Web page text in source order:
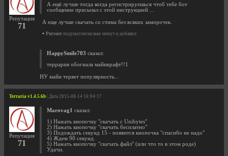
Репутация
71
А ещё лучше тогда когда регистрируешься чтоб тебе бот
сообщение присылал с этой инструкцией ...
А еще лучше скачать со стима без всяких заморочек.
• Pursuer подумал несколько минут и добавил:
HappySmile703 сказал:
террария обогнала майнкрафт!!1
НУ майн теряет популярность...
Terraria v1.4.5.6b | Дата 2015-08-14 16:04:17
Репутация
71
Marovag1 сказал:
1) Нажать кнопочку "скачать с Unibytes"
2) Нажать кнопочку "скачать бесплатно"
3) Подождать секунд 15 - появится кнопочка "спасибо не надо"
4) Ждем 90 секунд.
5) Нажать кнопочку "скачать файл" (или что то в этом роде)
Удачи.